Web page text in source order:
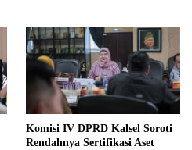
Komisi IV DPRD Kalsel Soroti
Rendahnya Sertifikasi Aset